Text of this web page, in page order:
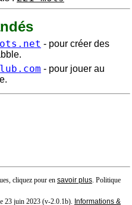
- pour créer des
- pour jouer au
cliquez pour en savoir plus. Politique
23 juin 2023 (v-2.0.1b). Informations &